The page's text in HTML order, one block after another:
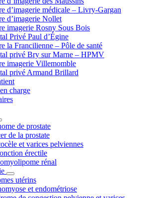
d’imagerie médicale – Livry-Gargan
d’imagerie Nollet
imagerie Rosny Sous Bois
Privé Paul d’Égine
la Francilienne – Pôle de santé
privé Bry sur Marne – HPMV
imagerie Villemomble
privé Armand Brillard
charge
de prostate
de la prostate
et varices pelviennes
érectile
rénal
utérins
et endométriose